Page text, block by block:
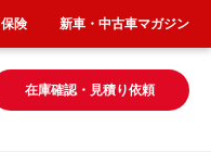
在庫確認・見積り依頼
保険 新車・中古車マガジン